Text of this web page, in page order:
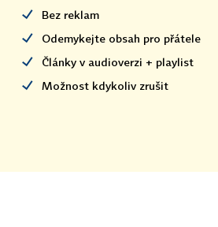
Bez reklam
Odemykejte obsah pro přátele
Články v audioverzi + playlist
Možnost kdykoliv zrušit